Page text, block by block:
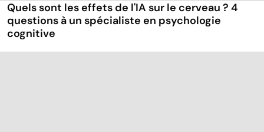
Quels sont les effets de l'IA sur le cerveau ? 4
questions à un spécialiste en psychologie
cognitive